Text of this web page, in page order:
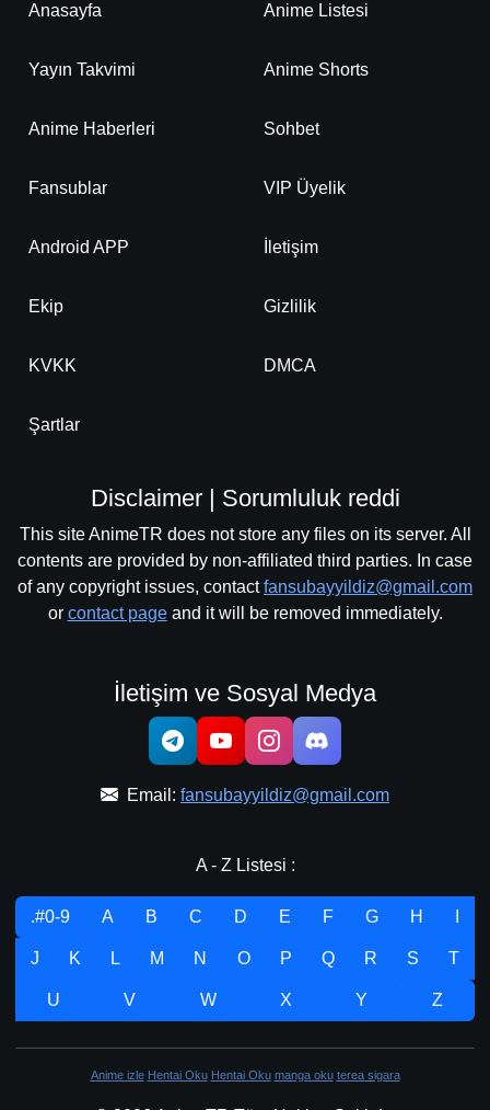
Anasayfa Anime Listesi
Yayın Takvimi Anime Shorts
Anime Haberleri Sohbet
Fansublar VIP Üyelik
Android APP İletişim
Ekip Gizlilik
KVKK DMCA
Şartlar
Disclaimer | Sorumluluk reddi
This site AnimeTR does not store any files on its server. All
contents are provided by non-affiliated third parties. In case
of any copyright issues, contactfansubayyildiz@gmail.com
or contact pageand it will be removed immediately.
İletişim ve Sosyal Medya
Email: fansubayyildiz@gmail.com
A - Z Listesi :
.#0-9 A B C D E F G H
J K L M N O P Q R S T
U V W X Y Z
Anime izle Hentai Oku Hentai Oku manga oku terea sigara